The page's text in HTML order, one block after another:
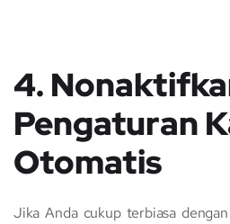
4.
Pengaturan
Otomatis
Jika Anda cukup terbiasa